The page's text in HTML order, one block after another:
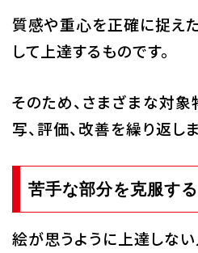
質感や重心を正確に捉え
して上達するものです。
そのため、さまざまな対
写、評価、改善を繰り返しま
苦手な部分を克服する
絵が思うように上達しない